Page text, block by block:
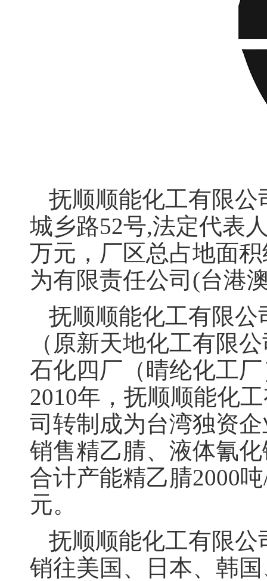
抚顺顺能化工有限公
城乡路52号,法定代表
万元，厂区总占地面
为有限责任公司(台港
抚顺顺能化工有限公
（原新天地化工有限
石化四厂（晴纶化工
2010年，抚顺顺能化
司转制成为台湾独资
销售精乙腈、液体氰
合计产能精乙腈2000
元。
抚顺顺能化工有限
销往美国、日本、韩